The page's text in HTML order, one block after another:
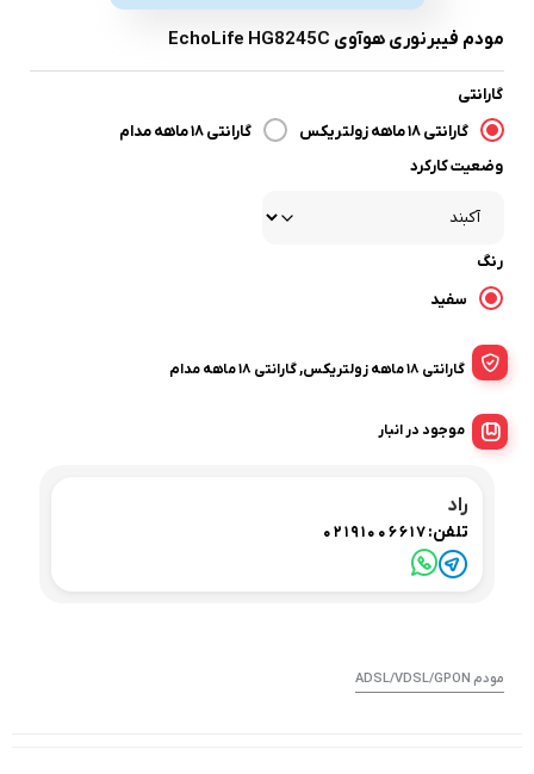
مودم فیبرنوری هوآوی EchoLife HG8245C
گارانتی
گارانتی 18 ماهه زولتریکس
گارانتی 18 ماهه مدام
وضعیت کارکرد
رنگ
سفید
گارانتی 18 ماهه زولتریکس, گارانتی 18 ماهه مدام
موجود در انبار
راد
تلفن:02191006617
مودم ADSL/VDSL/GPON